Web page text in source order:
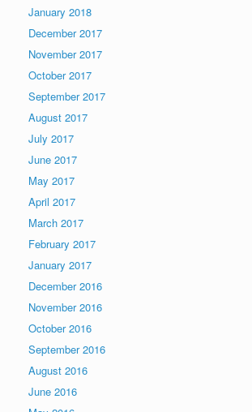
January 2018
December 2017
November 2017
October 2017
September 2017
August 2017
July 2017
June 2017
May 2017
April 2017
March 2017
February 2017
January 2017
December 2016
November 2016
October 2016
September 2016
August 2016
June 2016